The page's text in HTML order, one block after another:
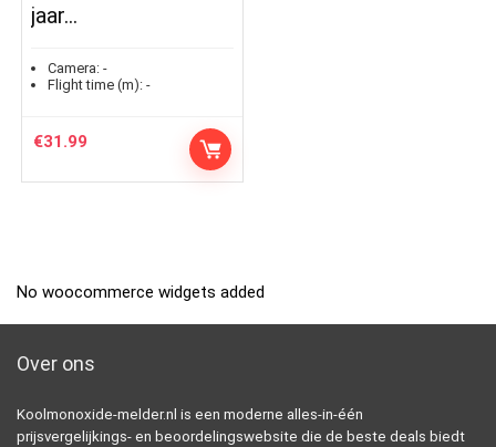
jaar…
Camera: -
Flight time (m): -
€31.99
No woocommerce widgets added
Over ons
Koolmonoxide-melder.nl is een moderne alles-in-één
prijsvergelijkings- en beoordelingswebsite die de beste deals biedt